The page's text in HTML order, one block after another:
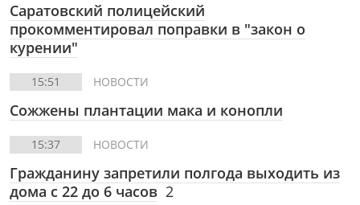
Саратовский полицейский
прокомментировал поправки в "закон о
курении"
15:51 НОВОСТИ
Сожжены плантации мака и конопли
15:37 НОВОСТИ
Гражданину запретили полгода выходить из
дома с 22 до 6 часов 2